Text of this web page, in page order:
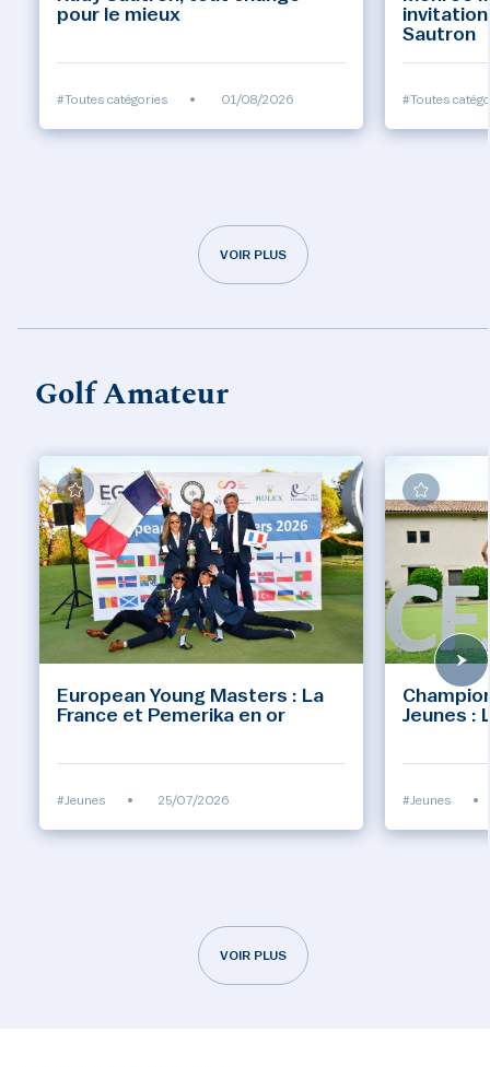
pour le mieux
#Toutes catégories • 01/08/2026
invitation
Sautron
#Toutes
VOIR PLUS
Golf Amateur
European Young Masters : La
France et Pemerika en or
#Jeunes • 25/07/2026
Jeunes :
#Jeunes •
VOIR PLUS